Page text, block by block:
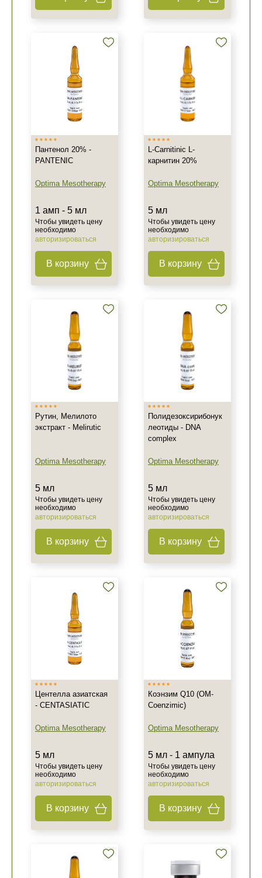
Пантенол 20% -
PANTENIC
Optima Mesotherapy
1 амп - 5 мл
Чтобы увидеть цену
необходимо
авторизироваться
В корзину
L-Carnitinic L-
карнитин 20%
Optima Mesotherapy
5 мл
Чтобы увидеть цену
необходимо
авторизироваться
В корзину
Рутин, Мелилото
экстракт - Melirutic
Optima Mesotherapy
5 мл
Чтобы увидеть цену
необходимо
авторизироваться
В корзину
Полидезоксирибонук
леотиды - DNA
complex
Optima Mesotherapy
5 мл
Чтобы увидеть цену
необходимо
авторизироваться
В корзину
Центелла азиатская
- CENTASIATIC
Optima Mesotherapy
5 мл
Чтобы увидеть цену
необходимо
авторизироваться
В корзину
Коэнзим Q10 (OM-
Coenzimic)
Optima Mesotherapy
5 мл - 1 ампула
Чтобы увидеть цену
необходимо
авторизироваться
В корзину